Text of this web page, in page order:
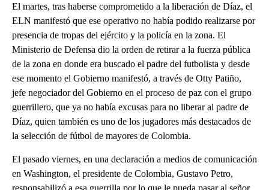
El martes, tras haberse comprometido a la liberación de Díaz, el
ELN manifestó que ese operativo no había podido realizarse por
presencia de tropas del ejército y la policía en la zona. El
Ministerio de Defensa dio la orden de retirar a la fuerza pública
de la zona en donde era buscado el padre del futbolista y desde
ese momento el Gobierno manifestó, a través de Otty Patiño,
jefe negociador del Gobierno en el proceso de paz con el grupo
guerrillero, que ya no había excusas para no liberar al padre de
Díaz, quien también es uno de los jugadores más destacados de
la selección de fútbol de mayores de Colombia.
El pasado viernes, en una declaración a medios de comunicación
en Washington, el presidente de Colombia, Gustavo Petro,
responsabilizó a esa guerrilla por lo que le pueda pasar al señor